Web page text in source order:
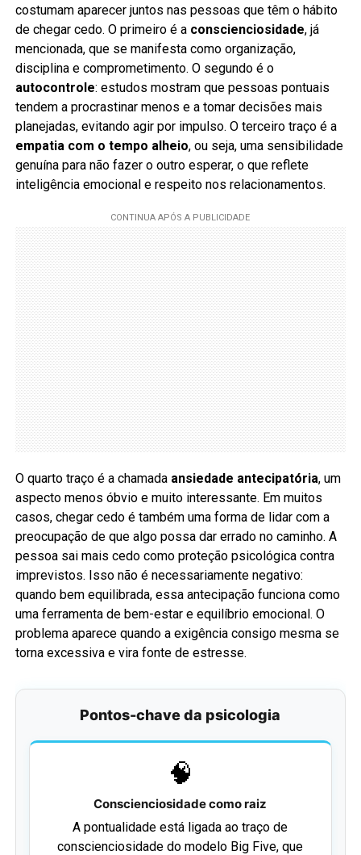
costumam aparecer juntos nas pessoas que têm o hábito
de chegar cedo. O primeiro é a conscienciosidade, já
mencionada, que se manifesta como organização,
disciplina e comprometimento. O segundo é o
autocontrole: estudos mostram que pessoas pontuais
tendem a procrastinar menos e a tomar decisões mais
planejadas, evitando agir por impulso. O terceiro traço é a
empatia com o tempo alheio, ou seja, uma sensibilidade
genuína para não fazer o outro esperar, o que reflete
inteligência emocional e respeito nos relacionamentos.
O quarto traço é a chamada ansiedade antecipatória, um
aspecto menos óbvio e muito interessante. Em muitos
casos, chegar cedo é também uma forma de lidar com a
preocupação de que algo possa dar errado no caminho. A
pessoa sai mais cedo como proteção psicológica contra
imprevistos. Isso não é necessariamente negativo:
quando bem equilibrada, essa antecipação funciona como
uma ferramenta de bem-estar e equilíbrio emocional. O
problema aparece quando a exigência consigo mesma se
torna excessiva e vira fonte de estresse.
Pontos-chave da psicologia
🧠
Conscienciosidade como raiz
A pontualidade está ligada ao traço de
conscienciosidade do modelo Big Five, que